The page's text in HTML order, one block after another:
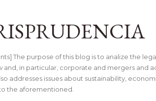
The purpose of this blog is to analize the
in particular, corporate and mergers and
addresses issues about sustainability,
the aforementioned.